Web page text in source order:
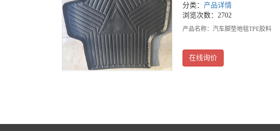
分类： 产品详情
浏览次数：2702
产品名称：汽车脚垫地毯TPE胶料
在线询价